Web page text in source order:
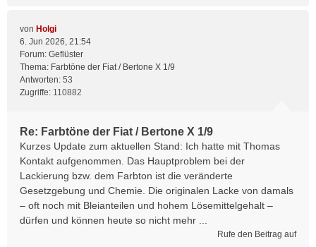
von Holgi
6. Jun 2026, 21:54
Forum: Geflüster
Thema: Farbtöne der Fiat / Bertone X 1/9
Antworten: 53
Zugriffe: 110882
Re: Farbtöne der Fiat / Bertone X 1/9
Kurzes Update zum aktuellen Stand: Ich hatte mit Thomas
Kontakt aufgenommen. Das Hauptproblem bei der
Lackierung bzw. dem Farbton ist die veränderte
Gesetzgebung und Chemie. Die originalen Lacke von damals
– oft noch mit Bleianteilen und hohem Lösemittelgehalt –
dürfen und können heute so nicht mehr ...
Rufe den Beitrag auf